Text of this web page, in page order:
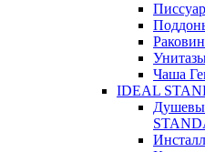
Чаша
IDEAL